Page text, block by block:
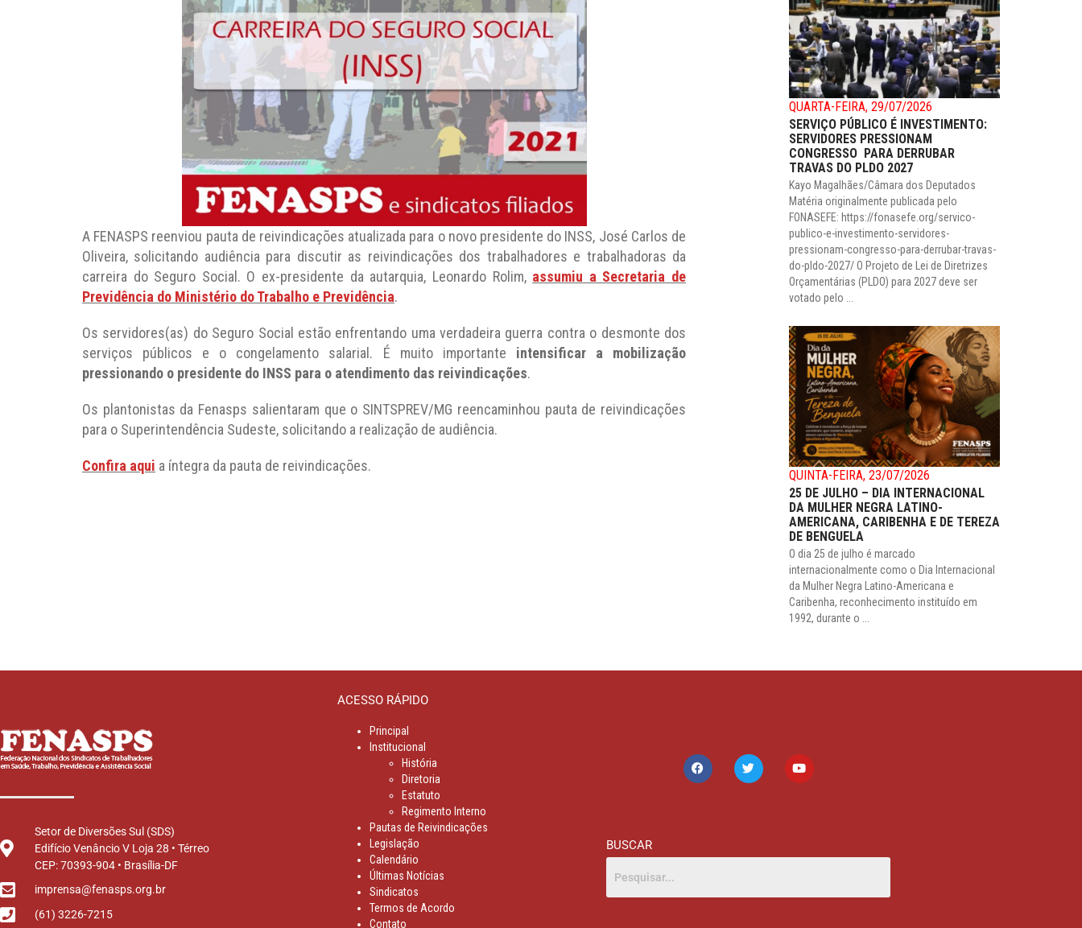
A FENASPS reenviou pauta de reivindicações atualizada para o novo presidente do INSS, José Carlos de
Oliveira, solicitando audiência para discutir as reivindicações dos trabalhadores e trabalhadoras da
carreira do Seguro Social. O ex-presidente da autarquia, Leonardo Rolim, assumiu a Secretaria de
Previdência do Ministério do Trabalho e Previdência.
Os servidores(as) do Seguro Social estão enfrentando uma verdadeira guerra contra o desmonte dos
serviços públicos e o congelamento salarial. É muito importante intensificar a mobilização
pressionando o presidente do INSS para o atendimento das reivindicações.
Os plantonistas da Fenasps salientaram que o SINTSPREV/MG reencaminhou pauta de reivindicações
para o Superintendência Sudeste, solicitando a realização de audiência.
Confira aqui a íntegra da pauta de reivindicações.
QUARTA-FEIRA, 29/07/2026
SERVIÇO PÚBLICO É INVESTIMENTO:
SERVIDORES PRESSIONAM
CONGRESSO PARA DERRUBAR
TRAVAS DO PLDO 2027
Kayo Magalhães/Câmara dos Deputados
Matéria originalmente publicada pelo
FONASEFE: https://fonasefe.org/servico-
publico-e-investimento-servidores-
pressionam-congresso-para-derrubar-travas-
do-pldo-2027/ O Projeto de Lei de Diretrizes
Orçamentárias (PLDO) para 2027 deve ser
votado pelo ...
QUINTA-FEIRA, 23/07/2026
25 DE JULHO – DIA INTERNACIONAL
DA MULHER NEGRA LATINO-
AMERICANA, CARIBENHA E DE TEREZA
DE BENGUELA
O dia 25 de julho é marcado
internacionalmente como o Dia Internacional
da Mulher Negra Latino-Americana e
Caribenha, reconhecimento instituído em
1992, durante o ...
Setor de Diversões Sul (SDS)
Edifício Venâncio V Loja 28 • Térreo
CEP: 70393-904 • Brasília-DF
imprensa@fenasps.org.br
(61) 3226-7215
ACESSO RÁPIDO
Principal
Institucional
História
Diretoria
Estatuto
Regimento Interno
Pautas de Reivindicações
Legislação
Calendário
Últimas Notícias
Sindicatos
Termos de Acordo
Contato
BUSCAR